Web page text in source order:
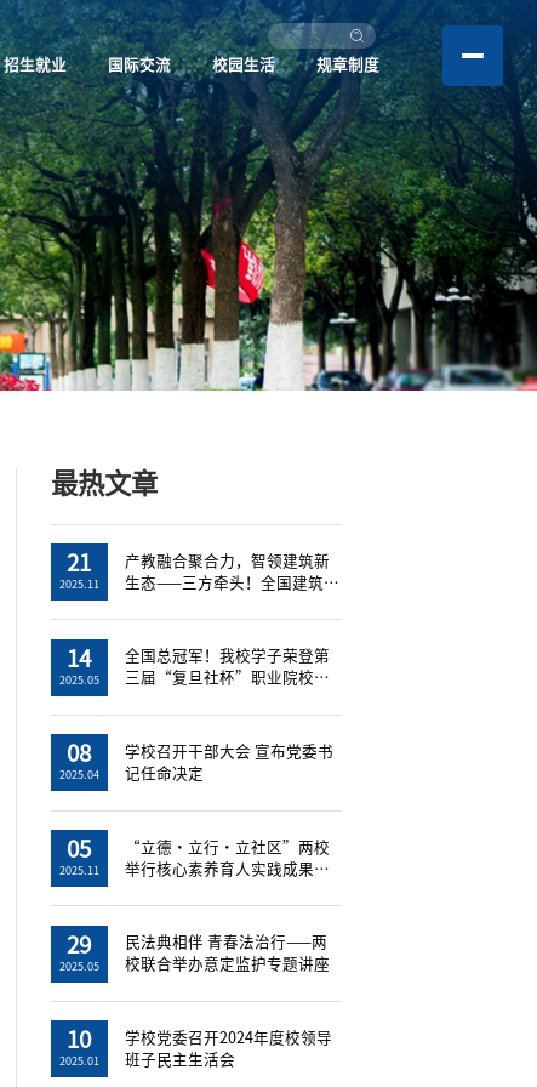
招生就业 国际交流 校园生活 规章制度
最热文章
21
2025.11
产教融合聚合力，智领建筑新
生态——三方牵头！全国建筑工
14
2025.05
全国总冠军！我校学子荣登第
三届“复旦社杯”职业院校英
08
2025.04
学校召开干部大会 宣布党委书
记任命决定
05
2025.11
“立德・立行・立社区”两校
举行核心素养育人实践成果展
29
2025.05
民法典相伴 青春法治行——两
校联合举办意定监护专题讲座
10
2025.01
学校党委召开2024年度校领导
班子民主生活会